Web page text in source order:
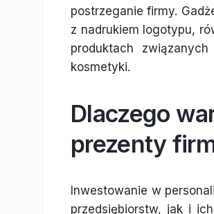
postrzeganie firmy.
z nadrukiem logotypu,
produktach
kosmetyki.
Dlaczego
prezenty
Inwestowanie w
przedsiębiorstw, jak i